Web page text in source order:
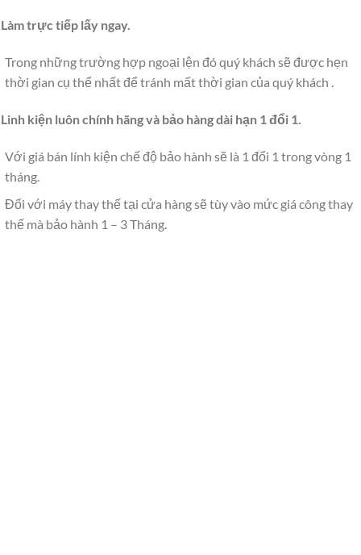
trực tiếp lấy ngay.
Trong những trường hợp ngoại lện đó quý khách sẽ được hẹn
thời gian cụ thể nhất để tránh mất thời gian của quý khách .
kiện luôn chính hãng và bảo hàng dài hạn 1 đổi 1.
Với giá bán lính kiện chế độ bảo hành sẽ là 1 đổi 1 trong vòng 1
tháng.
Đối với máy thay thế tại cửa hàng sẽ tùy vào mức giá công thay
thế mà bảo hành 1 – 3 Tháng.